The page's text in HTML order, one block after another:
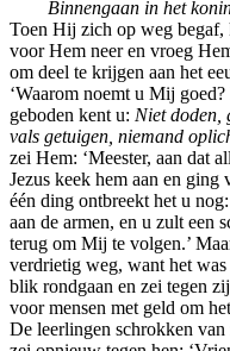
Binnengaan in het
Toen Hij zich op weg
voor Hem neer en vroeg
om deel te krijgen aan het
‘Waarom noemt u Mij
geboden kent u: Niet doden,
vals getuigen, niemand
zei Hem: ‘Meester, aan dat
Jezus keek hem aan en
één ding ontbreekt het u
aan de armen, en u zult een
terug om Mij te volgen.’
verdrietig weg, want het
blik rondgaan en zei tegen
voor mensen met geld om
De leerlingen schrokken